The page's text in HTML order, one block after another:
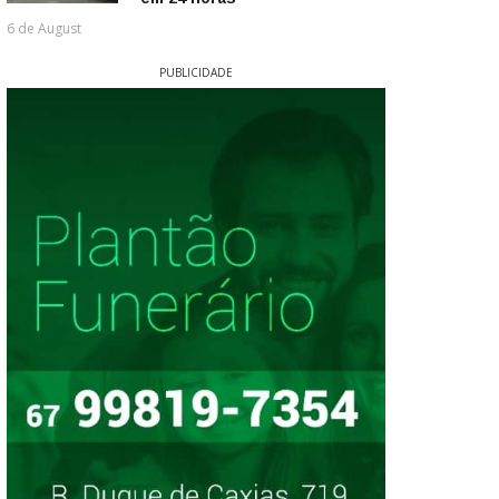
6 de August
PUBLICIDADE